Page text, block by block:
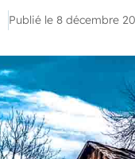
Publié le 8 décembre